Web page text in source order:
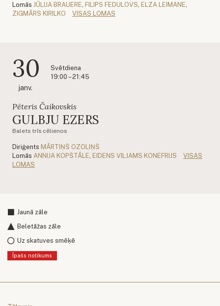
Lomās JŪLIJA BRAUERE FILIPS FEDULOVS ELZA LEIMANE
ZIGMĀRS KIRILKO
VISAS LOMAS
30
janv.
Svētdiena
19:00 – 21:45
Pēteris Čaikovskis
GULBJU EZERS
Balets trīs cēlienos
Diriģents MĀRTIŅŠ OZOLIŅŠ
Lomās ANNIJA KOPŠTĀLE EIDENS VILJAMS KONEFRIJS
VISAS
LOMAS
Jaunā zāle
Beletāžas zāle
Uz skatuves smēķē
Īpašs notikums